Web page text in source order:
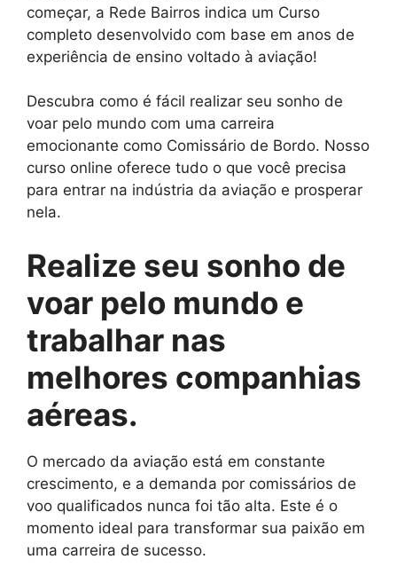
começar, a Rede Bairros indica um Curso
completo desenvolvido com base em anos de
experiência de ensino voltado à aviação!
Descubra como é fácil realizar seu sonho de
voar pelo mundo com uma carreira
emocionante como Comissário de Bordo. Nosso
curso online oferece tudo o que você precisa
para entrar na indústria da aviação e prosperar
nela.
Realize seu sonho de
voar pelo mundo e
trabalhar nas
melhores companhias
aéreas.
O mercado da aviação está em constante
crescimento, e a demanda por comissários de
voo qualificados nunca foi tão alta. Este é o
momento ideal para transformar sua paixão em
uma carreira de sucesso.